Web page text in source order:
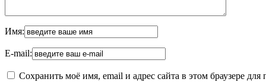
Имя:
E-mail:
Сохранить моё имя, email и адрес сайта в этом браузере